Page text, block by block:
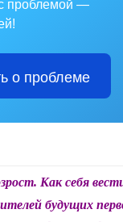
проблемой —
о проблеме
Как себя
будущих